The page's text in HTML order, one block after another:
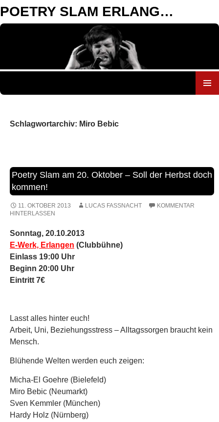
POETRY SLAM ERLANGEN
Schlagwortarchiv: Miro Bebic
Poetry Slam am 20. Oktober – Soll der Herbst doch
kommen!
11. OKTOBER 2013 LUCAS FASSNACHT
KOMMENTAR
HINTERLASSEN
Sonntag, 20.10.2013
E-Werk, Erlangen (Clubbühne)
Einlass 19:00 Uhr
Beginn 20:00 Uhr
Eintritt 7€
Lasst alles hinter euch!
Arbeit, Uni, Beziehungsstress – Alltagssorgen braucht kein
Mensch.
Blühende Welten werden euch zeigen:
Micha-El Goehre (Bielefeld)
Miro Bebic (Neumarkt)
Sven Kemmler (München)
Hardy Holz (Nürnberg)